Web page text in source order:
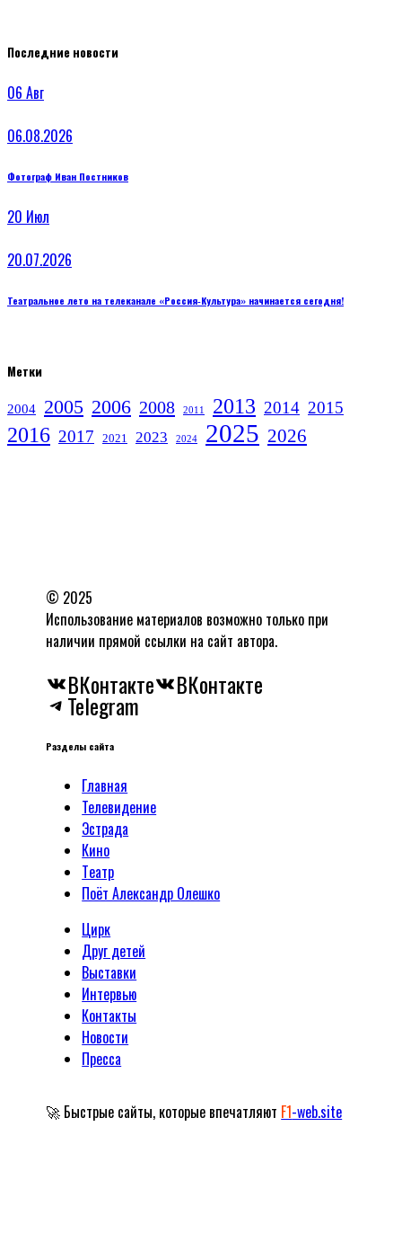
Последние новости
06 Авг
06.08.2026
Фотограф Иван Постников
20 Июл
20.07.2026
Театральное лето на телеканале «Россия‑Культура» начинается сегодня!
Метки
2004 2005 2006 2008 2011 2013 2014 2015
2016 2017 2021 2023 2024 2025 2026
© 2025
Использование материалов возможно только при
наличии прямой ссылки на сайт автора.
ВКонтакте ВКонтакте
Telegram
Разделы сайта
Главная
Телевидение
Эстрада
Кино
Tеатр
Поёт Александр Олешко
Цирк
Друг детей
Выставки
Интервью
Контакты
Новости
Пресса
🚀 Быстрые сайты, которые впечатляют F1-web.site